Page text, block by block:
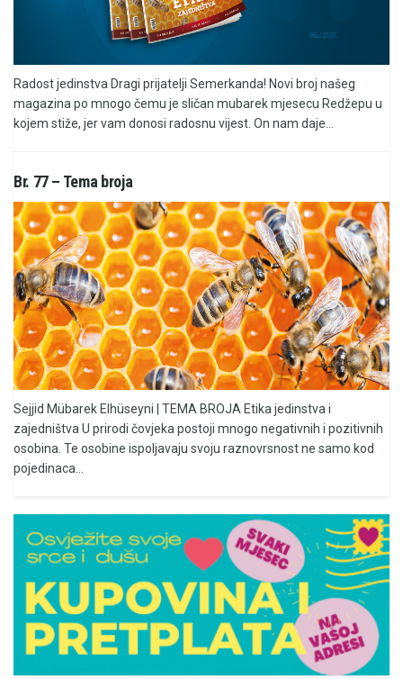
Radost jedinstva Dragi prijatelji Semerkanda! Novi broj našeg
magazina po mnogo čemu je sličan mubarek mjesecu Redžepu u
kojem stiže, jer vam donosi radosnu vijest. On nam daje...
Br. 77 – Tema broja
Sejjid Mübarek Elhüseyni | TEMA BROJA Etika jedinstva i
zajedništva U prirodi čovjeka postoji mnogo negativnih i pozitivnih
osobina. Te osobine ispoljavaju svoju raznovrsnost ne samo kod
pojedinaca...